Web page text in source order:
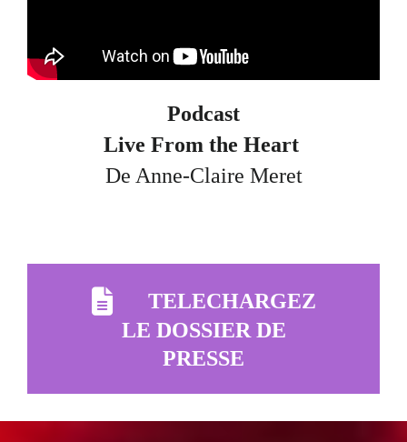
Podcast
Live From the Heart
De Anne-Claire Meret
TELECHARGEZ
LE DOSSIER DE
PRESSE